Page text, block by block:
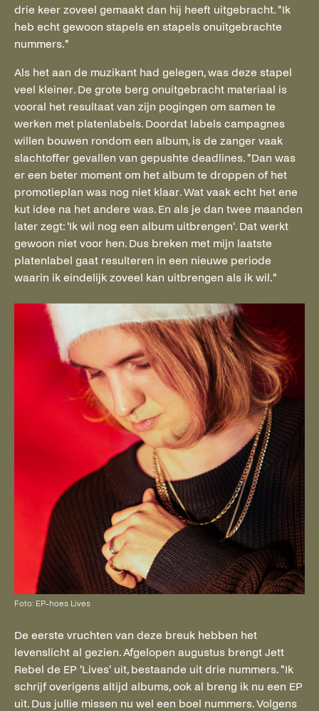
drie keer zoveel gemaakt dan hij heeft uitgebracht. "Ik
heb echt gewoon stapels en stapels onuitgebrachte
nummers."
Als het aan de muzikant had gelegen, was deze stapel
veel kleiner. De grote berg onuitgebracht materiaal is
vooral het resultaat van zijn pogingen om samen te
werken met platenlabels. Doordat labels campagnes
willen bouwen rondom een album, is de zanger vaak
slachtoffer gevallen van gepushte deadlines. "Dan was
er een beter moment om het album te droppen of het
promotieplan was nog niet klaar. Wat vaak echt het ene
kut idee na het andere was. En als je dan twee maanden
later zegt: 'Ik wil nog een album uitbrengen'. Dat werkt
gewoon niet voor hen. Dus breken met mijn laatste
platenlabel gaat resulteren in een nieuwe periode
waarin ik eindelijk zoveel kan uitbrengen als ik wil."
Foto: EP-hoes Lives
De eerste vruchten van deze breuk hebben het
levenslicht al gezien. Afgelopen augustus brengt Jett
Rebel de EP 'Lives' uit, bestaande uit drie nummers. "Ik
schrijf overigens altijd albums, ook al breng ik nu een EP
uit. Dus jullie missen nu wel een boel nummers. Volgens